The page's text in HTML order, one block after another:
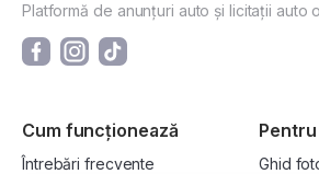
Platformă de anunțuri auto și licitații auto
Cum funcționează
Întrebări frecvente
Ghid